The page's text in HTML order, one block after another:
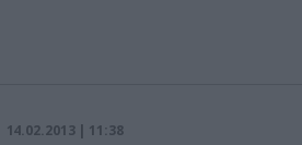
14.02.2013 | 11:38